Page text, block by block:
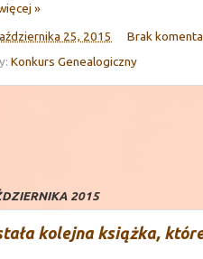
»
25, 2015
Brak
Konkurs Genealogiczny
2015
kolejna książka,